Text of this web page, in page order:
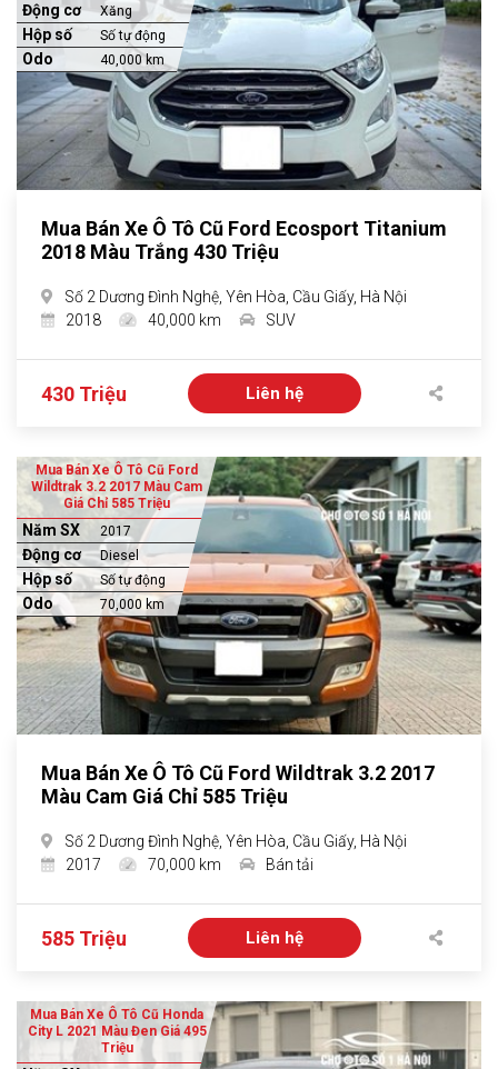
Động cơ Xăng
Hộp số Số tự động
Odo 40,000 km
Mua Bán Xe Ô Tô Cũ Ford Ecosport Titanium
2018 Màu Trắng 430 Triệu
Số 2 Dương Đình Nghệ, Yên Hòa, Cầu Giấy, Hà Nội
2018
40,000 km SUV
430 Triệu Liên hệ
Mua Bán Xe Ô Tô Cũ Ford
Wildtrak 3.2 2017 Màu Cam
Giá Chỉ 585 Triệu
Năm SX 2017
Động cơ Diesel
Hộp số Số tự động
Odo 70,000 km
Mua Bán Xe Ô Tô Cũ Ford Wildtrak 3.2 2017
Màu Cam Giá Chỉ 585 Triệu
Số 2 Dương Đình Nghệ, Yên Hòa, Cầu Giấy, Hà Nội
2017
70,000 km Bán tải
585 Triệu Liên hệ
Mua Bán Xe Ô Tô Cũ Honda
City L 2021 Màu Đen Giá 495
Triệu